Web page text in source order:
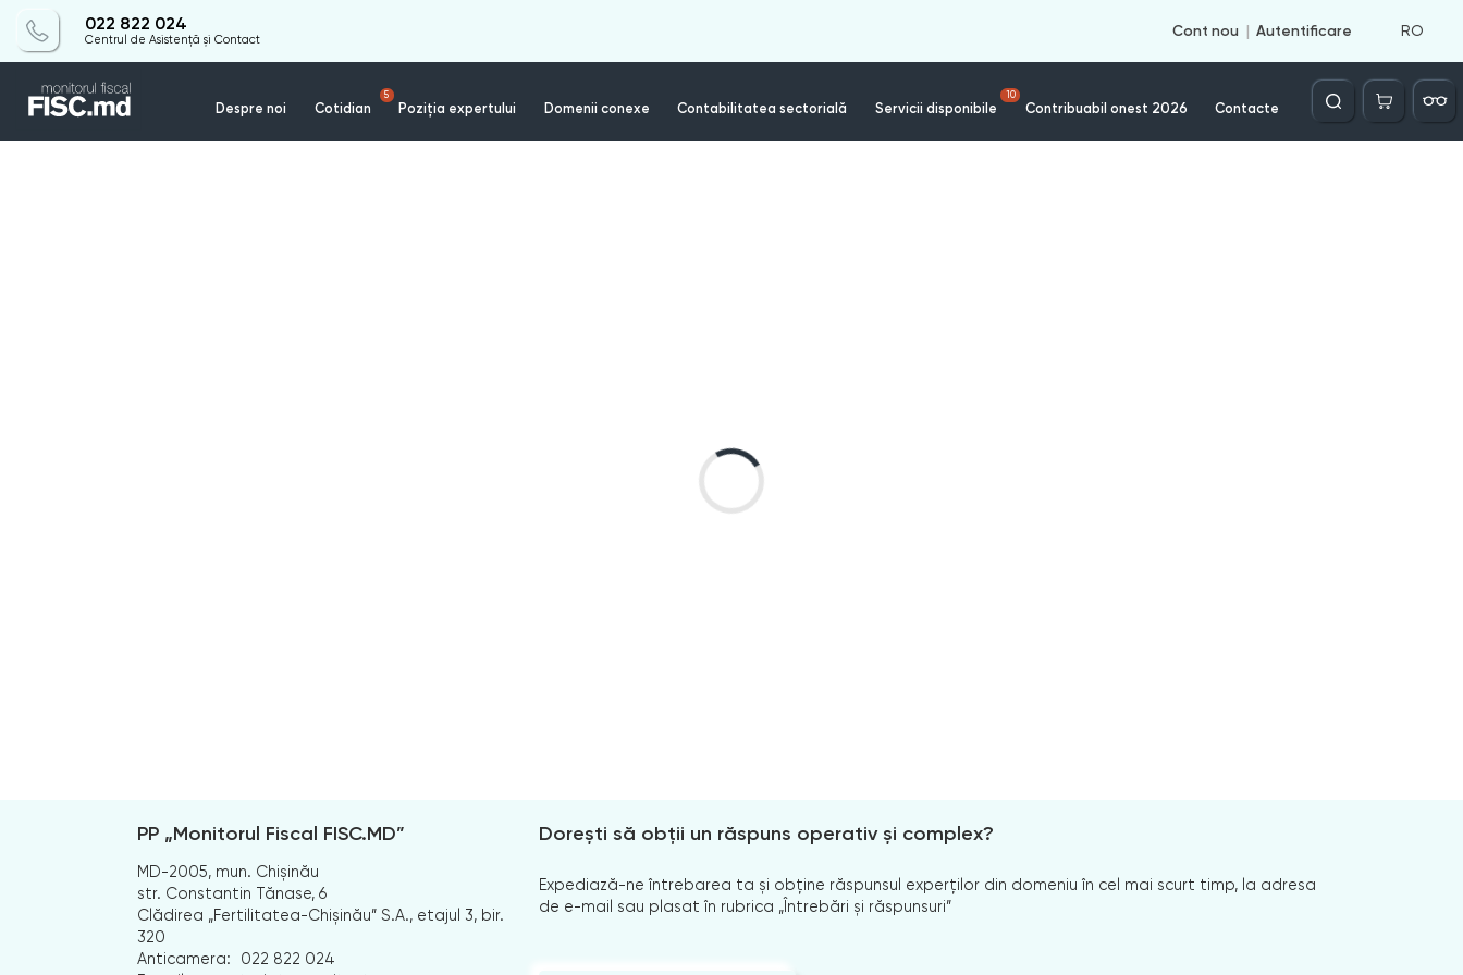
022 822 024
Centrul de Asistență și Contact
Cont nou Autentificare RO
Despre noi Cotidian
5
Poziția expertului Domenii conexe Contabilitatea sectorială Servicii disponibile
10
Contribuabil onest 2026 Contacte
Căutare
PP „Monitorul Fiscal FISC.MD”
MD-2005, mun. Chișinău
str. Constantin Tănase, 6
Clădirea „Fertilitatea-Chișinău” S.A., etajul 3, bir.
320
Anticamera:
022 822 024
Dorești să obții un răspuns operativ și complex?
Expediază-ne întrebarea ta și obține răspunsul experților din domeniu în cel mai scurt timp, la adresa
de e-mail sau plasat în rubrica „Întrebări și răspunsuri”